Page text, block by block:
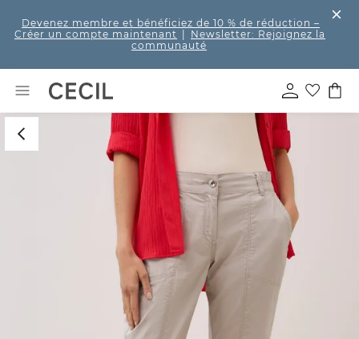
Devenez membre et bénéficiez de 10 % de réduction –
Créer un compte maintenant
Newsletter: Rejoignez la
communauté